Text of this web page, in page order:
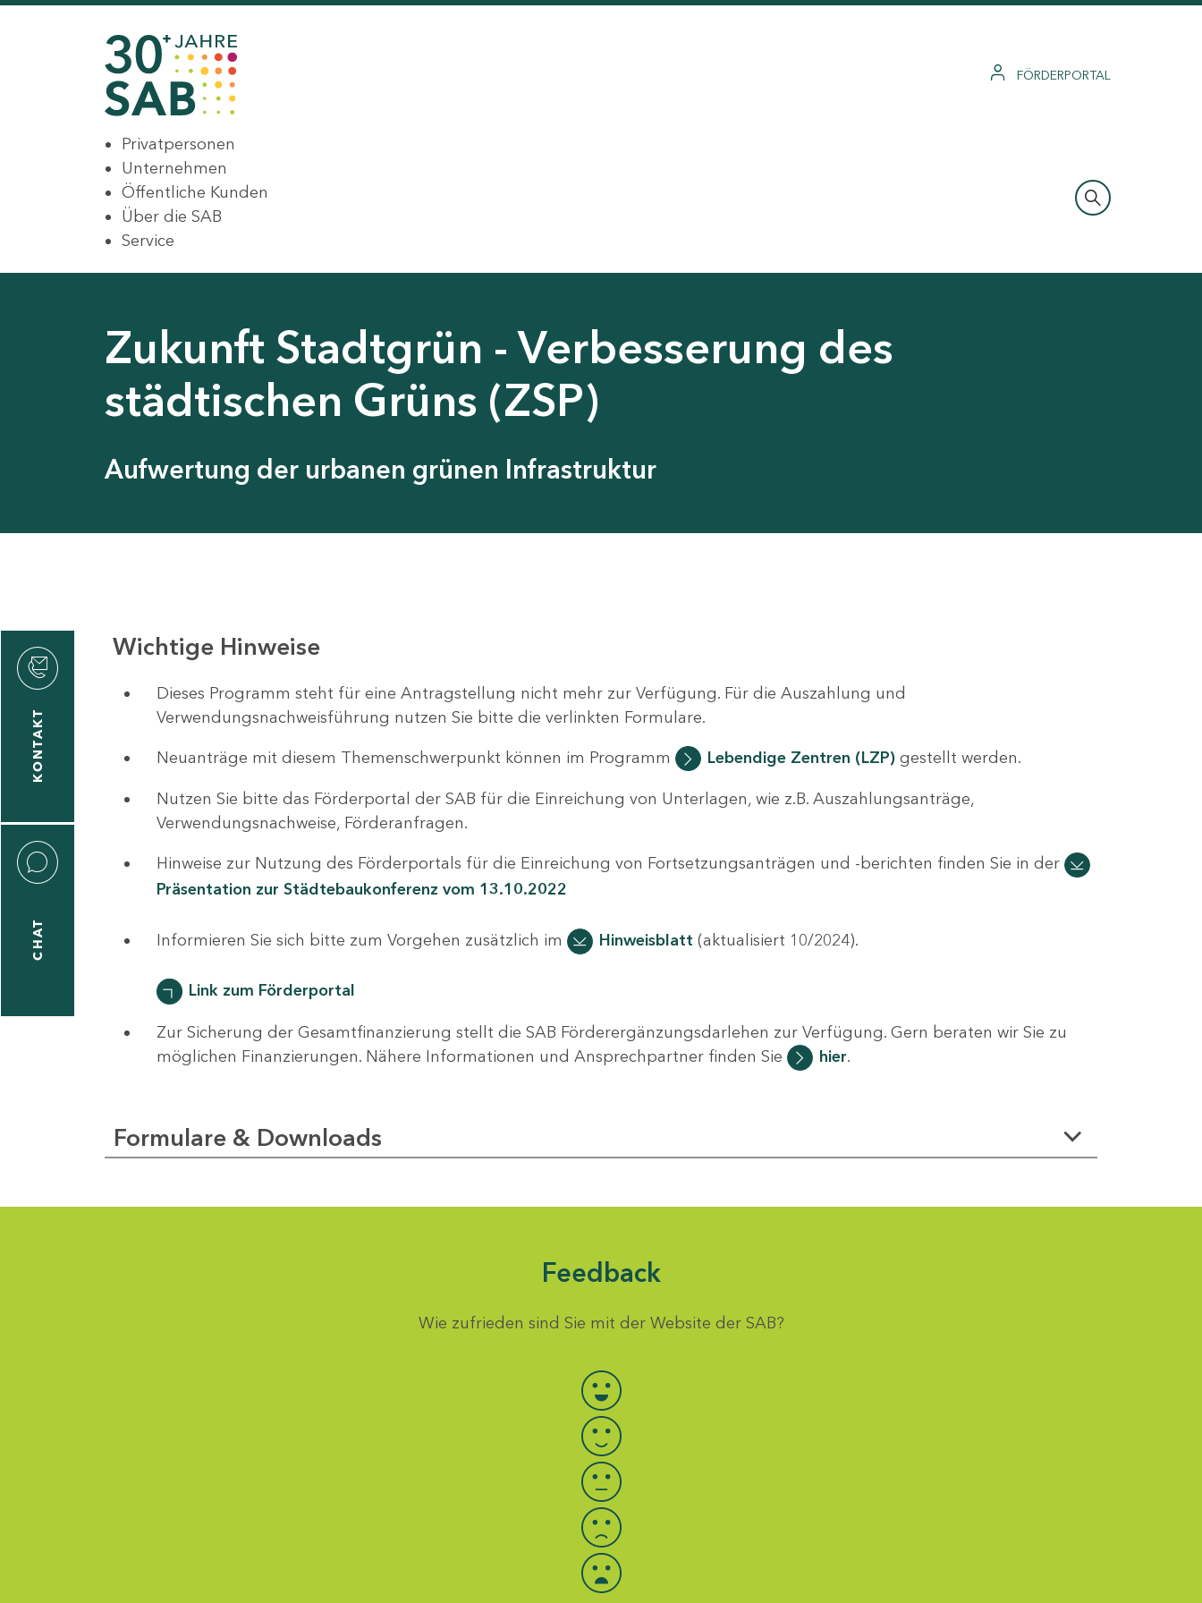
FÖRDERPORTAL
Privatpersonen
Unternehmen
Öffentliche Kunden
Über die SAB
Service
Zukunft Stadtgrün - Verbesserung des
städtischen Grüns (ZSP)
Aufwertung der urbanen grünen Infrastruktur
KONTAKT
CHAT
Wichtige Hinweise
Dieses Programm steht für eine Antragstellung nicht mehr zur Verfügung. Für die Auszahlung und
Verwendungsnachweisführung nutzen Sie bitte die verlinkten Formulare.
Neuanträge mit diesem Themenschwerpunkt können im Programm Lebendige Zentren (LZP)gestellt werden.
Nutzen Sie bitte das Förderportal der SAB für die Einreichung von Unterlagen, wie z.B. Auszahlungsanträge,
Verwendungsnachweise, Förderanfragen.
Hinweise zur Nutzung des Förderportals für die Einreichung von Fortsetzungsanträgen und -berichten finden Sie in der
Präsentation zur Städtebaukonferenz vom 13.10.2022
Informieren Sie sich bitte zum Vorgehen zusätzlich im Hinweisblatt (aktualisiert 10/2024).
Link zum Förderportal
Zur Sicherung der Gesamtfinanzierung stellt die SAB Förderergänzungsdarlehen zur Verfügung. Gern beraten wir Sie zu
möglichen Finanzierungen. Nähere Informationen und Ansprechpartner finden Sie
hier.
Formulare & Downloads
Feedback
Wie zufrieden sind Sie mit der Website der SAB?
Bewertung auswählen